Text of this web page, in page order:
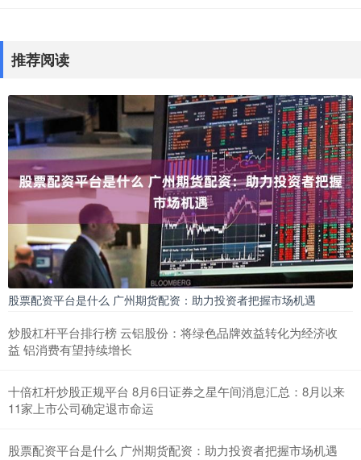
推荐阅读
股票配资平台是什么 广州期货配资：助力投资者把握市场机遇
炒股杠杆平台排行榜 云铝股份：将绿色品牌效益转化为经济收
益 铝消费有望持续增长
十倍杠杆炒股正规平台 8月6日证券之星午间消息汇总：8月以来
11家上市公司确定退市命运
股票配资平台是什么 广州期货配资：助力投资者把握市场机遇